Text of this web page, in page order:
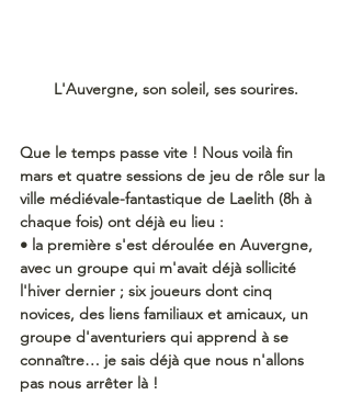
L'Auvergne, son soleil, ses sourires.
Que le temps passe vite ! Nous voilà fin
mars et quatre sessions de jeu de rôle sur la
ville médiévale-fantastique de Laelith (8h à
chaque fois) ont déjà eu lieu :
• la première s'est déroulée en Auvergne,
avec un groupe qui m'avait déjà sollicité
l'hiver dernier ; six joueurs dont cinq
novices, des liens familiaux et amicaux, un
groupe d'aventuriers qui apprend à se
connaître… je sais déjà que nous n'allons
pas nous arrêter là !